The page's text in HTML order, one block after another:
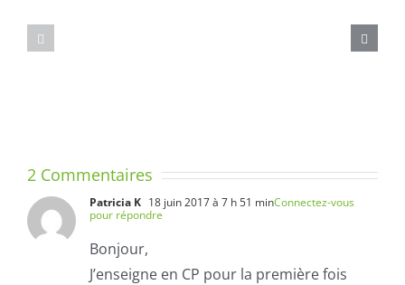
LETTRES
–
LEÇON
1
2 Commentaires
Patricia K 18 juin 2017 à 7 h 51 minConnectez-vous
pour répondre
Bonjour,
J’enseigne en CP pour la première fois